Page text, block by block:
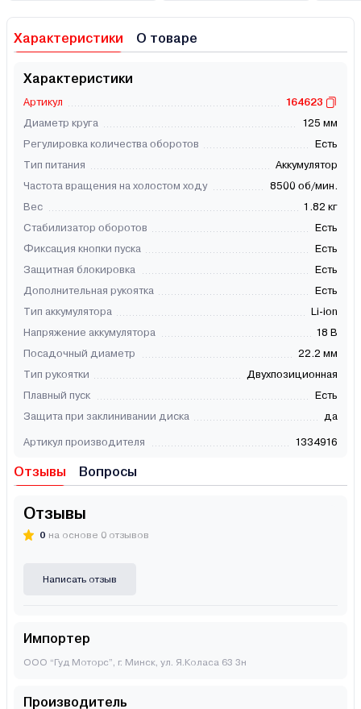
Характеристики О товаре
Характеристики
Артикул
164623
Диаметр круга
125 мм
Регулировка количества оборотов
Есть
Тип питания
Аккумулятор
Частота вращения на холостом ходу
8500 об/мин.
Вес
1.82 кг
Стабилизатор оборотов
Есть
Фиксация кнопки пуска
Есть
Защитная блокировка
Есть
Дополнительная рукоятка
Есть
Тип аккумулятора
Li-ion
Напряжение аккумулятора
18 В
Посадочный диаметр
22.2 мм
Тип рукоятки
Двухпозиционная
Плавный пуск
Есть
Защита при заклинивании диска
да
Артикул производителя 1334916
Отзывы Вопросы
Отзывы
0 на основе 0 отзывов
Написать отзыв
Импортер
ООО “Гуд Моторс”, г. Минск, ул. Я.Коласа 63 3н
Производитель